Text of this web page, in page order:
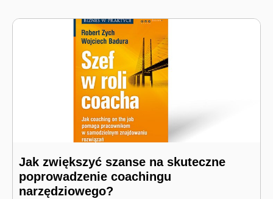
Jak zwiększyć szanse na skuteczne
poprowadzenie coachingu
narzędziowego?